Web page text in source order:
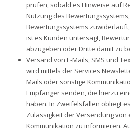
prüfen, sobald es Hinweise auf
Nutzung des
Bewertungssystems
ist es Kunden untersagt,
abzugeben oder Dritte damit zu
Versand von E-Mails, SMS und
wird mittels der Services
Mails oder sonstige
Empfänger senden, die hierzu
haben. In Zweifelsfällen obliegt
Zulässigkeit der Versendung
Kommunikation zu informieren.